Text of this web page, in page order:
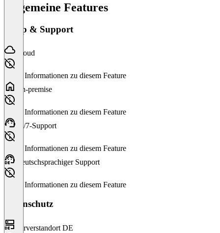
Allgemeine Features
Setup & Support
Cloud
Keine Informationen zu diesem Feature
On-premise
Keine Informationen zu diesem Feature
24/7-Support
Keine Informationen zu diesem Feature
Deutschsprachiger Support
Keine Informationen zu diesem Feature
Datenschutz
Serverstandort DE